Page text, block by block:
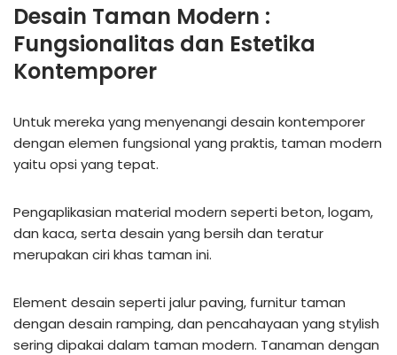
Desain Taman Modern :
Fungsionalitas dan Estetika
Kontemporer
Untuk mereka yang menyenangi desain kontemporer
dengan elemen fungsional yang praktis, taman modern
yaitu opsi yang tepat.
Pengaplikasian material modern seperti beton, logam,
dan kaca, serta desain yang bersih dan teratur
merupakan ciri khas taman ini.
Element desain seperti jalur paving, furnitur taman
dengan desain ramping, dan pencahayaan yang stylish
sering dipakai dalam taman modern. Tanaman dengan